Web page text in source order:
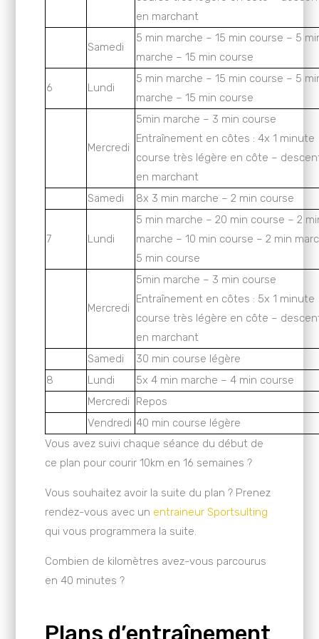
en marchant
Samedi
5 min marche – 15 min course – 5
marche – 15 min course
6 Lundi
5 min marche – 15 min course – 5
marche – 15 min course
Mercredi
5min marche – 3 min course
Entraînement en côtes : 4x 1 minute
course très légère en côte –
en marchant
Samedi
8x 3 min marche – 2 min course
7 Lundi
5 min marche – 20 min course – 2
marche – 10 min course – 2 min
5 min course
Mercredi
5min marche – 3 min course
Entraînement en côtes : 5x 1 minute
course très légère en côte –
en marchant
Samedi
30 min course légère
8
Lundi
5x 4 min marche – 4 min course
Mercredi
Repos
Vendredi 40 min course légère
Vous avez suivi chaque séance du début de
ce plan pour courir 10km en 16 semaines ?
Vous souhaitez avoir la suite du plan ? Prenez
rendez-vous avec un entraineur Sportsulting
qui vous programmera la suite.
Combien de kilomètres avez-vous parcourus
en 40 minutes ?